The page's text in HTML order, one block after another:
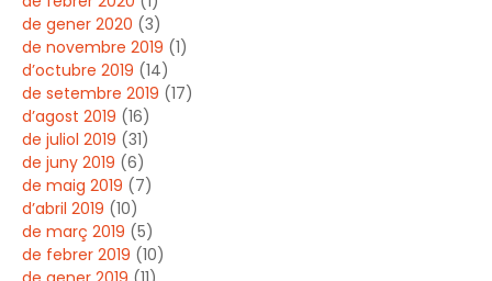
de gener 2020 (3)
de novembre 2019 (1)
d’octubre 2019 (14)
de setembre 2019 (17)
d’agost 2019 (16)
de juliol 2019 (31)
de juny 2019 (6)
de maig 2019 (7)
d’abril 2019 (10)
de març 2019 (5)
de febrer 2019 (10)